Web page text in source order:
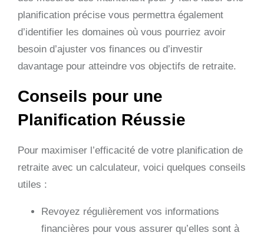
planification précise vous permettra également
d’identifier les domaines où vous pourriez avoir
besoin d’ajuster vos finances ou d’investir
davantage pour atteindre vos objectifs de retraite.
Conseils pour une
Planification Réussie
Pour maximiser l’efficacité de votre planification de
retraite avec un calculateur, voici quelques conseils
utiles :
Revoyez régulièrement vos informations
financières pour vous assurer qu’elles sont à